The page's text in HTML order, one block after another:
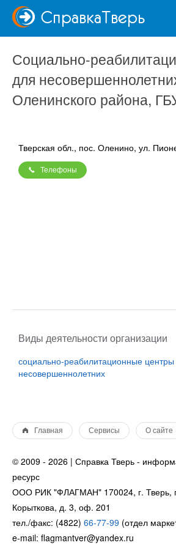
СправкаТверь
Социально-
для
Оленинского района,
Тверская обл., пос. Оленино, ул.
Телефоны
Виды деятельности организации
социально-реабилитационные центры
несовершеннолетних
Главная Сервисы О сайте
© 2009 - 2026 | Справка Тверь -
ресурс
ООО РИК "ФЛАГМАН" 170024, г. Тверь,
Корыткова, д. 3, оф. 201
тел./факс: (4822) 66-77-99 (отдел
e-mail: flagmantver@yandex.ru